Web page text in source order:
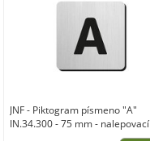
JNF - Piktogram písmeno "A"
IN.34.300 - 75 mm - nalepovací